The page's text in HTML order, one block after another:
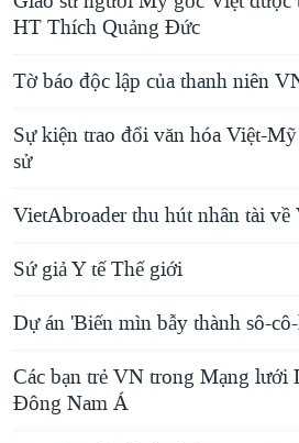
HT Thích Quảng Đức
Tờ báo độc lập của thanh niên
Sự kiện trao đổi văn hóa Việt-
sử
VietAbroader thu hút nhân tài về
Sứ giả Y tế Thế giới
Dự án 'Biến mìn bẫy thành sô-
Các bạn trẻ VN trong Mạng lưới
Đông Nam Á